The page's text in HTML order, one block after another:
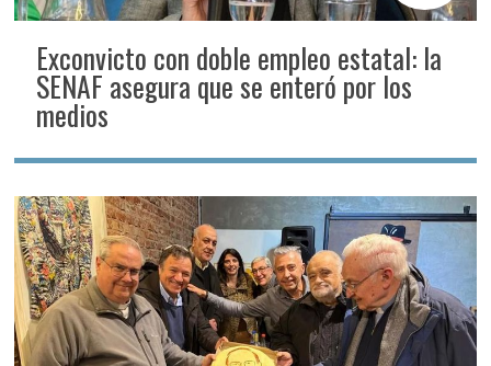
Exconvicto con doble empleo estatal: la
SENAF asegura que se enteró por los
medios